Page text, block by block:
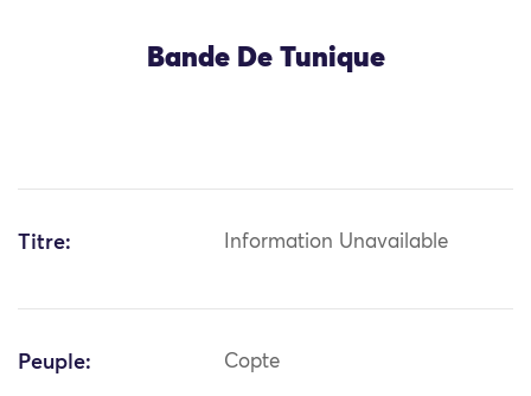
Bande De Tunique
Titre: Information Unavailable
Peuple: Copte